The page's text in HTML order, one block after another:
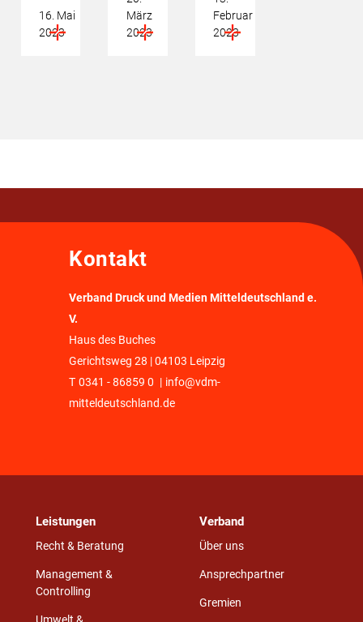
16. Mai
2023
März
2023
Februar
2023
Kontakt
Verband Druck und Medien Mitteldeutschland e.
V.
Haus des Buches
Gerichtsweg 28 | 04103 Leipzig
T 0341 - 86859 0 | info@vdm-
mitteldeutschland.de
Leistungen
Recht & Beratung
Management &
Controlling
Verband
Über uns
Ansprechpartner
Gremien